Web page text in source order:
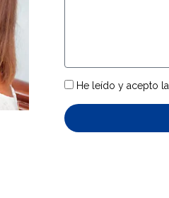
He leído y acepto la